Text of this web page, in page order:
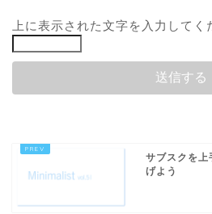
上に表示された文字を入力してく
サブスクを上
げよう